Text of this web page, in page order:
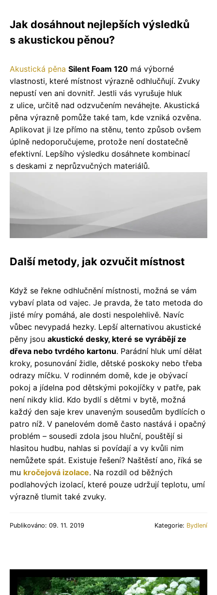
Jak dosáhnout nejlepších výsledků
s akustickou pěnou?
Akustická pěna Silent Foam 120 má výborné
vlastnosti, které místnost výrazně odhlučňují. Zvuky
nepustí ven ani dovnitř. Jestli vás vyrušuje hluk
z ulice, určitě nad odzvučením neváhejte. Akustická
pěna výrazně pomůže také tam, kde vzniká ozvěna.
Aplikovat ji lze přímo na stěnu, tento způsob ovšem
úplně nedoporučujeme, protože není dostatečně
efektivní. Lepšího výsledku dosáhnete kombinací
s deskami z neprůzvučných materiálů.
Další metody, jak ozvučit místnost
Když se řekne odhlučnění místnosti, možná se vám
vybaví plata od vajec. Je pravda, že tato metoda do
jisté míry pomáhá, ale dosti nespolehlivě. Navíc
vůbec nevypadá hezky. Lepší alternativou akustické
pěny jsou akustické desky, které se vyrábějí ze
dřeva nebo tvrdého kartonu. Parádní hluk umí dělat
kroky, posunování židle, dětské poskoky nebo třeba
odrazy míčku. V rodinném domě, kde je obývací
pokoj a jídelna pod dětskými pokojíčky v patře, pak
není nikdy klid. Kdo bydlí s dětmi v bytě, možná
každý den saje krev unaveným sousedům bydlících o
patro níž. V panelovém domě často nastává i opačný
problém – sousedi zdola jsou hluční, pouštějí si
hlasitou hudbu, nahlas si povídají a vy kvůli nim
nemůžete spát. Existuje řešení? Naštěstí ano, říká se
mu kročejová izolace. Na rozdíl od běžných
podlahových izolací, které pouze udržují teplotu, umí
výrazně tlumit také zvuky.
Publikováno: 09. 11. 2019 Kategorie: Bydlení